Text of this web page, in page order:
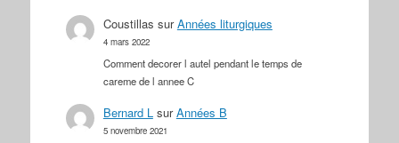
Coustillas surAnnées liturgiques
4 mars 2022
Comment decorer l autel pendant le temps de
careme de l annee C
Bernard L surAnnées B
5 novembre 2021